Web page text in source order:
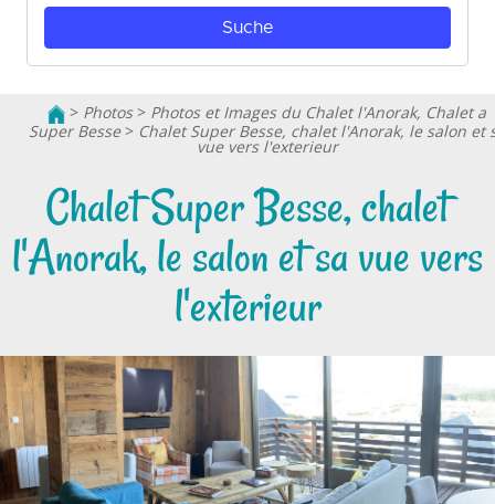
> Photos> Photos et Images du Chalet l'Anorak, Chalet a
Super Besse> Chalet Super Besse, chalet l'Anorak, le salon et
vue vers l'exterieur
Chalet Super Besse, chalet
l'Anorak, le salon et sa vue vers
l'exterieur